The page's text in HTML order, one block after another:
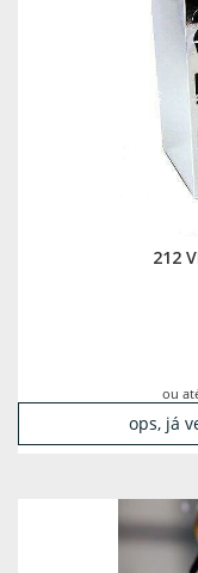
212
ou
ops, já